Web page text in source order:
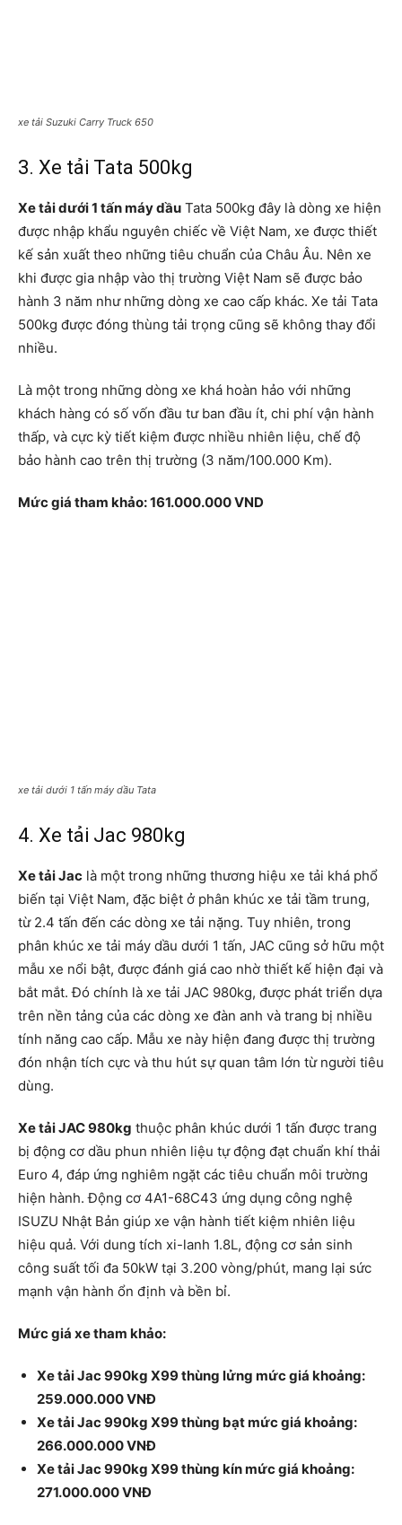
xe tải Suzuki Carry Truck 650
3. Xe tải Tata 500kg
Xe tải dưới 1 tấn máy dầu Tata 500kg đây là dòng xe hiện
được nhập khẩu nguyên chiếc về Việt Nam, xe được thiết
kế sản xuất theo những tiêu chuẩn của Châu Âu. Nên xe
khi được gia nhập vào thị trường Việt Nam sẽ được bảo
hành 3 năm như những dòng xe cao cấp khác. Xe tải Tata
500kg được đóng thùng tải trọng cũng sẽ không thay đổi
nhiều.
Là một trong những dòng xe khá hoàn hảo với những
khách hàng có số vốn đầu tư ban đầu ít, chi phí vận hành
thấp, và cực kỳ tiết kiệm được nhiều nhiên liệu, chế độ
bảo hành cao trên thị trường (3 năm/100.000 Km).
Mức giá tham khảo: 161.000.000 VND
xe tải dưới 1 tấn máy dầu Tata
4. Xe tải Jac 980kg
Xe tải Jac là một trong những thương hiệu xe tải khá phổ
biến tại Việt Nam, đặc biệt ở phân khúc xe tải tầm trung,
từ 2.4 tấn đến các dòng xe tải nặng. Tuy nhiên, trong
phân khúc xe tải máy dầu dưới 1 tấn, JAC cũng sở hữu một
mẫu xe nổi bật, được đánh giá cao nhờ thiết kế hiện đại và
bắt mắt. Đó chính là xe tải JAC 980kg, được phát triển dựa
trên nền tảng của các dòng xe đàn anh và trang bị nhiều
tính năng cao cấp. Mẫu xe này hiện đang được thị trường
đón nhận tích cực và thu hút sự quan tâm lớn từ người tiêu
dùng.
Xe tải JAC 980kg thuộc phân khúc dưới 1 tấn được trang
bị động cơ dầu phun nhiên liệu tự động đạt chuẩn khí thải
Euro 4, đáp ứng nghiêm ngặt các tiêu chuẩn môi trường
hiện hành. Động cơ 4A1-68C43 ứng dụng công nghệ
ISUZU Nhật Bản giúp xe vận hành tiết kiệm nhiên liệu
hiệu quả. Với dung tích xi-lanh 1.8L, động cơ sản sinh
công suất tối đa 50kW tại 3.200 vòng/phút, mang lại sức
mạnh vận hành ổn định và bền bỉ.
Mức giá xe tham khảo:
Xe tải Jac 990kg X99 thùng lửng mức giá khoảng:
259.000.000 VNĐ
Xe tải Jac 990kg X99 thùng bạt mức giá khoảng:
266.000.000 VNĐ
Xe tải Jac 990kg X99 thùng kín mức giá khoảng:
271.000.000 VNĐ